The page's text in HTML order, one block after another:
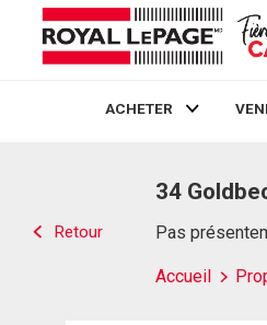
ACHETER
Retour
34
Pas
Accueil